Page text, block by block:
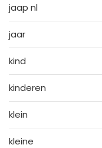
jaap nl
jaar
kind
kinderen
klein
kleine